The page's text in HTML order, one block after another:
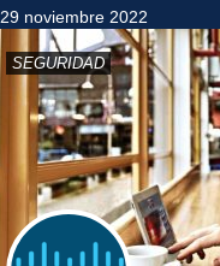
29 noviembre 2022
SEGURIDAD